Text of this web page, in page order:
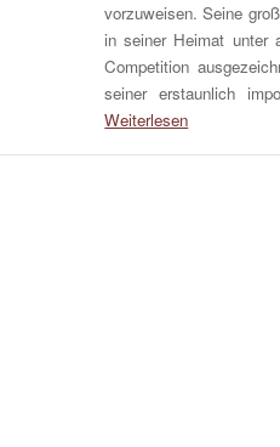
vorzuweisen. Seine
in seiner Heimat unter
Competition
seiner erstaunlich
Weiterlesen